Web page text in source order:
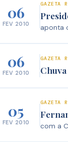
06
FEV 2010
GAZETA
aponta
06
FEV 2010
GAZETA
05
FEV 2010
GAZETA
com a